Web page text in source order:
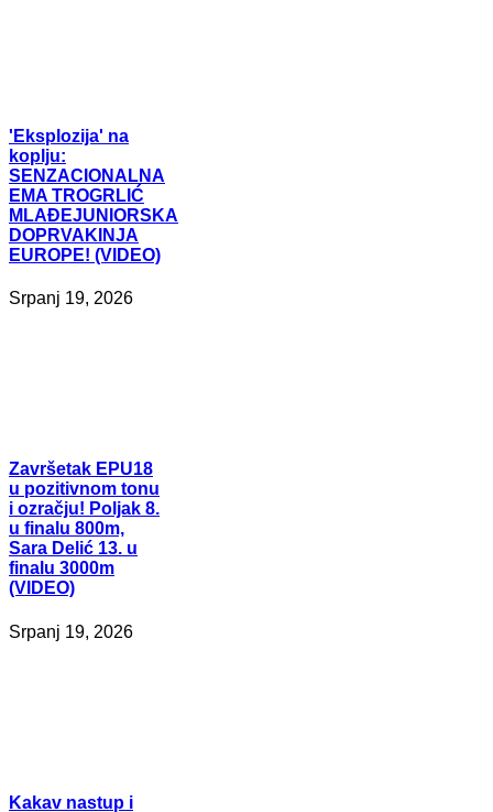
'Eksplozija' na
koplju:
SENZACIONALNA
EMA TROGRLIĆ
MLAĐEJUNIORSKA
DOPRVAKINJA
EUROPE! (VIDEO)
Srpanj 19, 2026
Završetak EPU18
u pozitivnom tonu
i ozračju! Poljak 8.
u finalu 800m,
Sara Delić 13. u
finalu 3000m
(VIDEO)
Srpanj 19, 2026
Kakav nastup i